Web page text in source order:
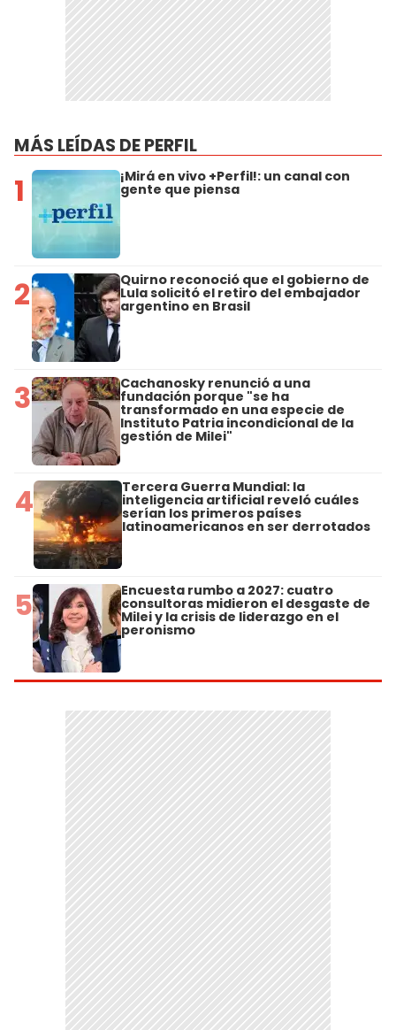
MÁS LEÍDAS DE PERFIL
1 ¡Mirá en vivo +Perfil!: un canal con
gente que piensa
2 Quirno reconoció que el gobierno de
Lula solicitó el retiro del embajador
argentino en Brasil
3 Cachanosky renunció a una
fundación porque "se ha
transformado en una especie de
Instituto Patria incondicional de la
gestión de Milei"
4 Tercera Guerra Mundial: la
inteligencia artificial reveló cuáles
serían los primeros países
latinoamericanos en ser derrotados
5 Encuesta rumbo a 2027: cuatro
consultoras midieron el desgaste de
Milei y la crisis de liderazgo en el
peronismo